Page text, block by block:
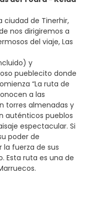
ciudad de Tinerhir,
nos dirigiremos a
del viaje, Las
y
pueblecito donde
“La ruta de
a las
torres almenadas y
auténticos pueblos
espectacular. Si
poder de
fuerza de sus
Esta ruta es una de